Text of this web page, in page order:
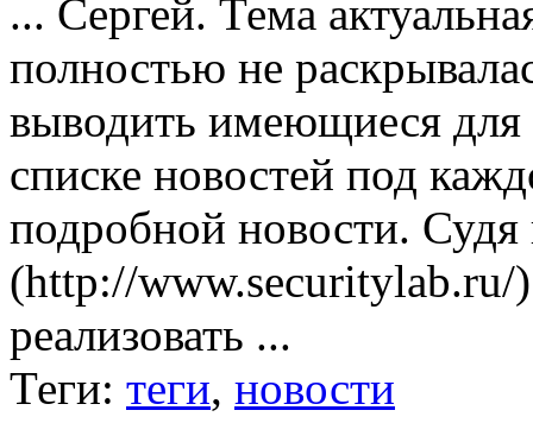
... Сергей. Тема
полностью не
выводить имеющиеся
списке новостей под
подробной новости. Судя
(http://www.securitylab.ru/
реализовать ...
Теги: теги, новости